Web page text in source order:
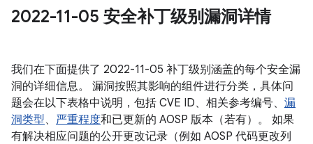
2022-11-05 安全补丁级别漏洞详情
我们在下面提供了 2022-11-05 补丁级别涵盖的每个安全漏
洞的详细信息。 漏洞按照其影响的组件进行分类，具体问
题会在以下表格中说明，包括 CVE ID、相关参考编号、 漏
洞类型、 严重程度和已更新的 AOSP 版本（若有）。 如果
有解决相应问题的公开更改记录（例如 AOSP 代码更改列